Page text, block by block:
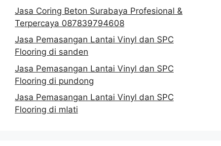
Jasa Coring Beton Surabaya Profesional &
Terpercaya 087839794608
Jasa Pemasangan Lantai Vinyl dan SPC
Flooring di sanden
Jasa Pemasangan Lantai Vinyl dan SPC
Flooring di pundong
Jasa Pemasangan Lantai Vinyl dan SPC
Flooring di mlati